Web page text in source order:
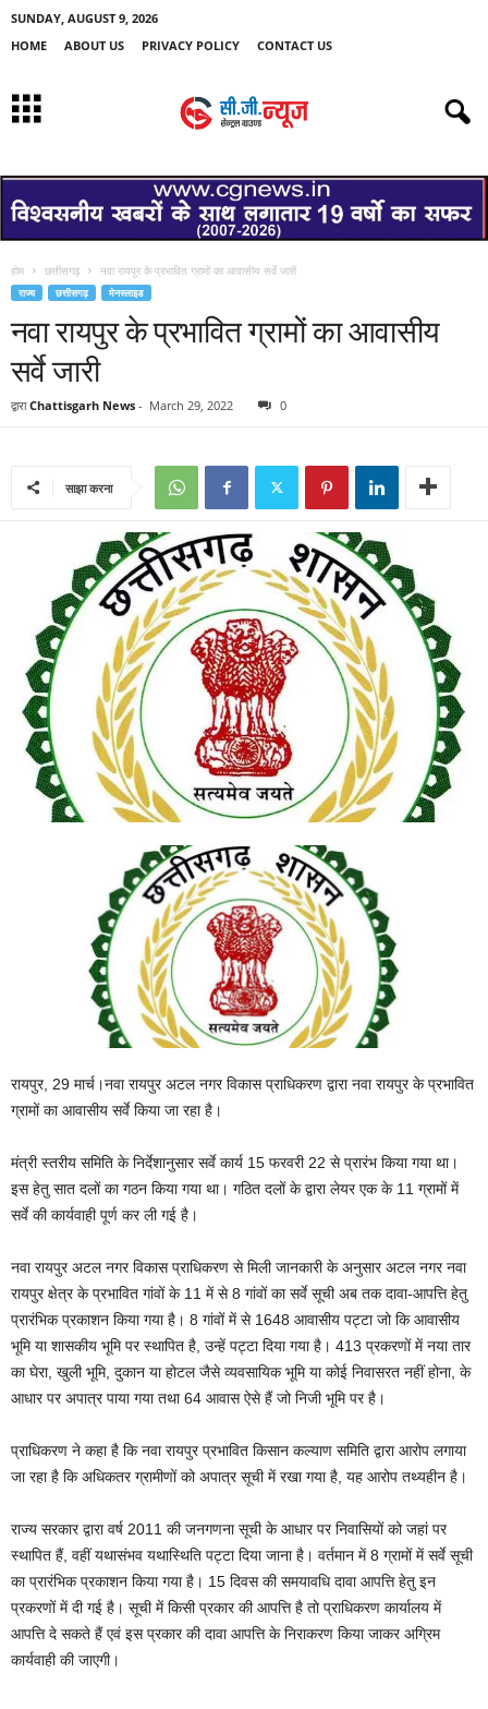
SUNDAY, AUGUST 9, 2026
HOME
ABOUT US PRIVACY POLICY CONTACT US
होम छत्तीसगढ़ नवा रायपुर के प्रभावित ग्रामों का आवासीय सर्वे जारी
राज्य छत्तीसगढ़ मेनस्लाइड
नवा रायपुर के प्रभावित ग्रामों का आवासीय
सर्वे जारी
द्वारा Chattisgarh News - March 29, 2022 0
साझा करना
रायपुर, 29 मार्च।नवा रायपुर अटल नगर विकास प्राधिकरण द्वारा नवा रायपुर के प्रभावित
ग्रामों का आवासीय सर्वे किया जा रहा है।
मंत्री स्तरीय समिति के निर्देशानुसार सर्वे कार्य 15 फरवरी 22 से प्रारंभ किया गया था।
इस हेतु सात दलों का गठन किया गया था। गठित दलों के द्वारा लेयर एक के 11 ग्रामों में
सर्वे की कार्यवाही पूर्ण कर ली गई है।
नवा रायपुर अटल नगर विकास प्राधिकरण से मिली जानकारी के अनुसार अटल नगर नवा
रायपुर क्षेत्र के प्रभावित गांवों के 11 में से 8 गांवों का सर्वे सूची अब तक दावा-आपत्ति हेतु
प्रारंभिक प्रकाशन किया गया है। 8 गांवों में से 1648 आवासीय पट्टा जो कि आवासीय
भूमि या शासकीय भूमि पर स्थापित है, उन्हें पट्टा दिया गया है। 413 प्रकरणों में नया तार
का घेरा, खुली भूमि, दुकान या होटल जैसे व्यवसायिक भूमि या कोई निवासरत नहीं होना, के
आधार पर अपात्र पाया गया तथा 64 आवास ऐसे हैं जो निजी भूमि पर है।
प्राधिकरण ने कहा है कि नवा रायपुर प्रभावित किसान कल्याण समिति द्वारा आरोप लगाया
जा रहा है कि अधिकतर ग्रामीणों को अपात्र सूची में रखा गया है, यह आरोप तथ्यहीन है।
राज्य सरकार द्वारा वर्ष 2011 की जनगणना सूची के आधार पर निवासियों को जहां पर
स्थापित हैं, वहीं यथासंभव यथास्थिति पट्टा दिया जाना है। वर्तमान में 8 ग्रामों में सर्वे सूची
का प्रारंभिक प्रकाशन किया गया है। 15 दिवस की समयावधि दावा आपत्ति हेतु इन
प्रकरणों में दी गई है। सूची में किसी प्रकार की आपत्ति है तो प्राधिकरण कार्यालय में
आपत्ति दे सकते हैं एवं इस प्रकार की दावा आपत्ति के निराकरण किया जाकर अग्रिम
कार्यवाही की जाएगी।